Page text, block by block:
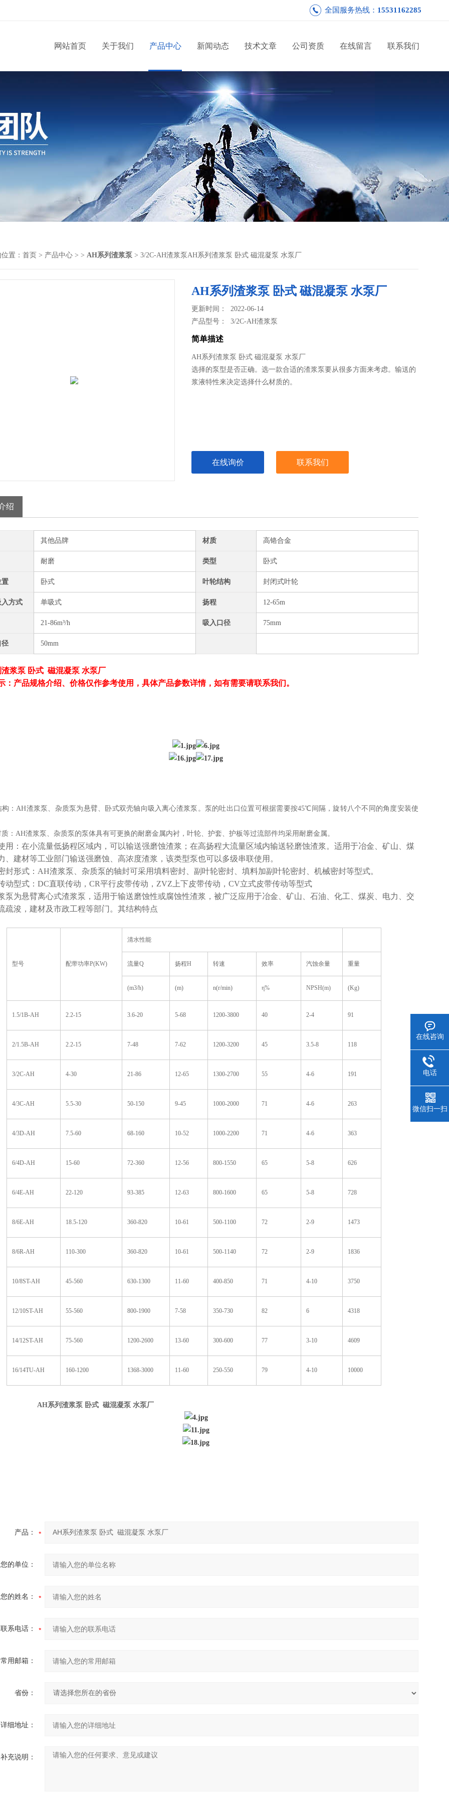
全国服务热线： 15531162285
网站首页 关于我们 产品中心 新闻动态 技术文章 公司资质 在线留言 联系我们
置： 首页 > 产品中心 > > AH系列渣浆泵 > 3/2C-AH渣浆泵AH系列渣浆泵 卧式 磁混凝泵 水泵厂
AH系列渣浆泵 卧式 磁混凝泵 水泵厂
更新时间： 2022-06-14
产品型号：3/2C-AH渣浆泵
简单描述
AH系列渣浆泵 卧式 磁混凝泵 水泵厂
选择的泵型是否正确。选一款合适的渣浆泵要从很多方面来考虑。输送的
浆液特性来决定选择什么材质的。
在线询价 联系我们
绍
其他品牌 材质 高铬合金
耐磨 类型 卧式
置 卧式 叶轮结构 封闭式叶轮
入方式 单吸式 扬程 12-65m
21-86m³/h 吸入口径 75mm
径 50mm
浆泵 卧式 磁混凝泵 水泵厂
：产品规格介绍、价格仅作参考使用，具体产品参数详情，如有需要请联系我们。
构：AH渣浆泵、杂质泵为悬臂、卧式双壳轴向吸入离心渣浆泵。泵的吐出口位置可根据需要按45℃间隔，旋转八个不同的角度安装使
：AH渣浆泵、杂质泵的泵体具有可更换的耐磨金属内衬，叶轮、护套、护板等过流部件均采用耐磨金属。
用：在小流量低扬程区域内，可以输送强磨蚀渣浆；在高扬程大流量区域内输送轻磨蚀渣浆。适用于冶金、矿山、煤
、建材等工业部门输送强磨蚀、高浓度渣浆，该类型泵也可以多级串联使用。
封形式：AH渣浆泵、杂质泵的轴封可采用填料密封、副叶轮密封、填料加副叶轮密封、机械密封等型式。
动型式：DC直联传动，CR平行皮带传动，ZVZ上下皮带传动，CV立式皮带传动等型式
泵为悬臂离心式渣浆泵，适用于输送磨蚀性或腐蚀性渣浆，被广泛应用于冶金、矿山、石油、化工、煤炭、电力、交
疏浚，建材及市政工程等部门。其结构特点
型号 配带功率P(KW)
清水性能
流量Q 扬程H 转速 效率 汽蚀余量 重量
(m3/h) (m) n(r/min) η% NPSH(m) (Kg)
1.5/1B-AH 2.2-15 3.6-20 5-68 1200-3800 40 2-4 91
2/1.5B-AH 2.2-15 7-48 7-62 1200-3200 45 3.5-8 118
3/2C-AH 4-30 21-86 12-65 1300-2700 55 4-6 191
4/3C-AH 5.5-30 50-150 9-45 1000-2000 71 4-6 263
4/3D-AH 7.5-60 68-160 10-52 1000-2200 71 4-6 363
6/4D-AH 15-60 72-360 12-56 800-1550 65 5-8 626
6/4E-AH 22-120 93-385 12-63 800-1600 65 5-8 728
8/6E-AH 18.5-120 360-820 10-61 500-1100 72 2-9 1473
8/6R-AH 110-300 360-820 10-61 500-1140 72 2-9 1836
10/8ST-AH 45-560 630-1300 11-60 400-850 71 4-10 3750
12/10ST-AH 55-560 800-1900 7-58 350-730 82 6 4318
14/12ST-AH 75-560 1200-2600 13-60 300-600 77 3-10 4609
16/14TU-AH 160-1200 1368-3000 11-60 250-550 79 4-10 10000
AH系列渣浆泵 卧式 磁混凝泵 水泵厂
产品：
您的单位：
您的姓名：
联系电话：
常用邮箱：
省份：
详细地址：
补充说明：
在线咨询
电话
微信扫一扫